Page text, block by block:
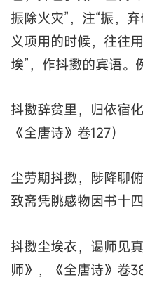
振除火灾”，注“振，
义项用的时候，往往
埃”，作抖擞的宾语。
抖擞辞贫里，归依宿
《全唐诗》卷127）
尘劳期抖擞，陟降聊
致斋凭眺感物因书十
抖擞尘埃衣，谒师见
师》，《全唐诗》卷